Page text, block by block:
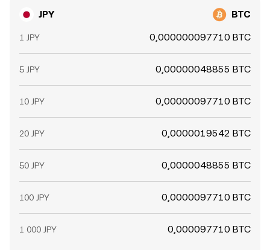
JPY BTC
1 JPY 0,000000097710 BTC
5 JPY 0,00000048855 BTC
10 JPY 0,00000097710 BTC
20 JPY 0,0000019542 BTC
50 JPY 0,0000048855 BTC
100 JPY 0,0000097710 BTC
1 000 JPY 0,000097710 BTC